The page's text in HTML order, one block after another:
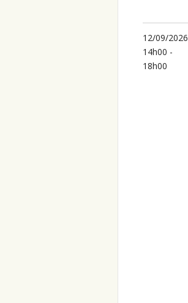
12/09/2026
14h00 -
18h00